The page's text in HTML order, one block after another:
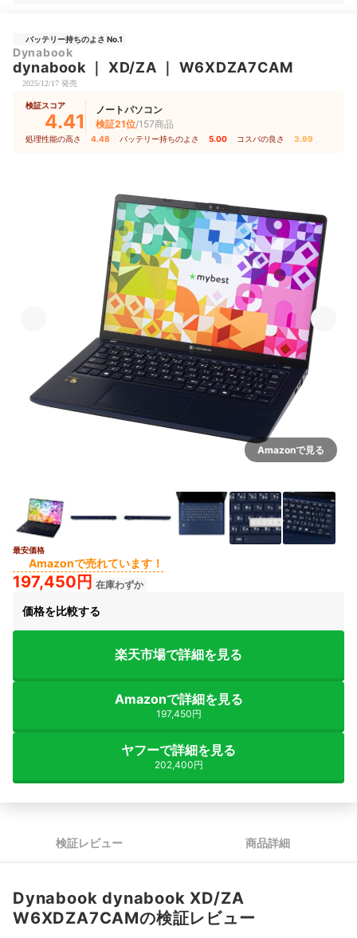
バッテリー持ちのよさ No.1
Dynabook
dynabook XD/ZA W6XDZA7CAM
2025/12/17 発売
検証スコア
4.41
ノートパソコン
検証21位/157商品
処理性能の高さ 4.48 バッテリー持ちのよさ 5.00 コスパの良さ 3.99
Amazonで見る
最安価格
Amazonで売れています！
197,450円 在庫わずか
価格を比較する
楽天市場で詳細を見る
Amazonで詳細を見る
197,450円
ヤフーで詳細を見る
202,400円
検証レビュー 商品詳細
Dynabook dynabook XD/ZA
W6XDZA7CAMの検証レビュー